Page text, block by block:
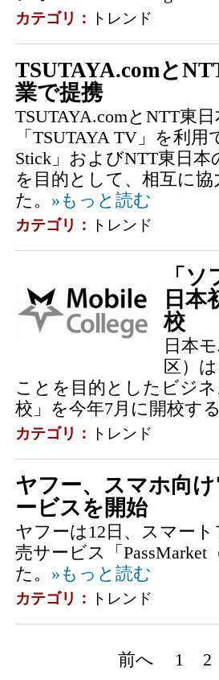
カテゴリ： トレンド
TSUTAYA.comと
業で提携
TSUTAYA.comとNTT東
「TSUTAYA TV」を利
Stick」およびNTT東日
を目的として、相互に
た。 »もっと読む
カテゴリ： トレンド
「
日本
校
日本
区）
ことを目的としたビジ
校」を今年7月に開校する
カテゴリ： トレンド
ヤフー、スマホ向
ービスを開始
ヤフーは12日、スマー
売サービス「
た。 »もっと読む
カテゴリ： トレンド
前へ 1 2